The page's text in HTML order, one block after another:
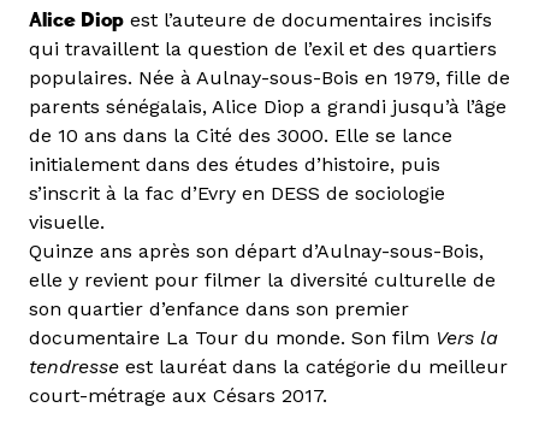
Alice Diop est l’auteure de documentaires incisifs
qui travaillent la question de l’exil et des quartiers
populaires. Née à Aulnay-sous-Bois en 1979, fille de
parents sénégalais, Alice Diop a grandi jusqu’à l’âge
de 10 ans dans la Cité des 3000. Elle se lance
initialement dans des études d’histoire, puis
s’inscrit à la fac d’Evry en DESS de sociologie
visuelle.
Quinze ans après son départ d’Aulnay-sous-Bois,
elle y revient pour filmer la diversité culturelle de
son quartier d’enfance dans son premier
documentaire La Tour du monde. Son film Vers la
tendresse est lauréat dans la catégorie du meilleur
court-métrage aux Césars 2017.